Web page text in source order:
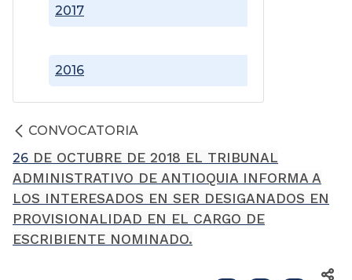
2016
2017
CONVOCATORIA
26 DE OCTUBRE DE 2018 EL TRIBUNAL
ADMINISTRATIVO DE ANTIOQUIA INFORMA A
LOS INTERESADOS EN SER DESIGANADOS EN
PROVISIONALIDAD EN EL CARGO DE
ESCRIBIENTE NOMINADO.